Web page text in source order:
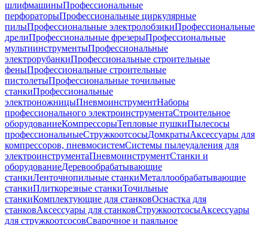
шлифмашиныПрофессиональные
перфораторыПрофессиональные циркулярные
пилыПрофессиональные электролобзикиПрофессиональные
дрелиПрофессиональные фрезерыПрофессиональные
мультиинструментыПрофессиональные
электрорубанкиПрофессиональные строительные
феныПрофессиональные строительные
пистолетыПрофессиональные точильные
станкиПрофессиональные
электроножницыПневмоинструментНаборы
профессионального электроинструментаСтроительное
оборудованиеКомпрессорыТепловые пушкиПылесосы
профессиональныеСтружкоотсосыДомкратыАксессуары для
компрессоров, пневмосистемСистемы пылеудаления для
электроинструментаПневмоинструментСтанки и
оборудованиеДеревообрабатывающие
станкиЛенточнопильные станкиМеталлообрабатывающие
станкиПлиткорезные станкиТочильные
станкиКомплектующие для станковОснастка для
станковАксессуары для станковСтружкоотсосыАксессуары
для стружкоотсосовСварочное и паяльное